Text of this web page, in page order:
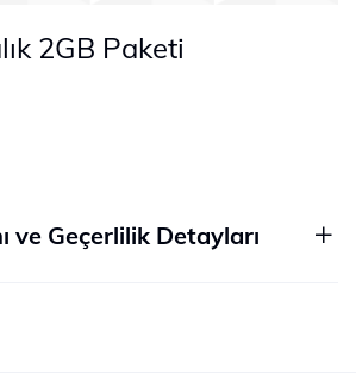
2GB Paketi
ve Geçerlilik Detayları